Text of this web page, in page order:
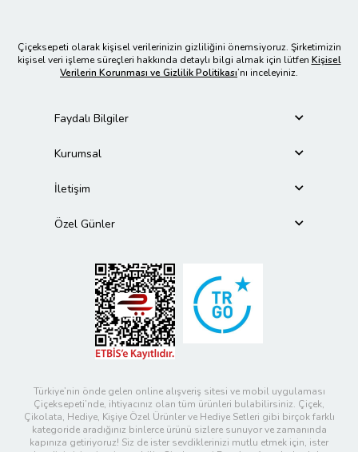
Çiçeksepeti olarak kişisel verilerinizin gizliliğini önemsiyoruz. Şirketimizin
kişisel veri işleme süreçleri hakkında detaylı bilgi almak için lütfen Kişisel
Verilerin Korunması ve Gizlilik Politikası’nı inceleyiniz.
Faydalı Bilgiler
Kurumsal
İletişim
Özel Günler
Türkiye’nin önde gelen online alışveriş sitesi ve mobil uygulaması
Çiçeksepeti’nde, ihtiyacınız olan tüm ürünleri bulabilirsiniz. Çiçek,
Çikolata, Hediye, Kişiye Özel Ürünler ve Hediye Setleri gibi birçok farklı
kategoride aradığınız binlerce ürünü sizlere sunuyor ve zamanında
kapınıza getiriyoruz! Siz de ister sevdiklerinizi mutlu etmek için, ister